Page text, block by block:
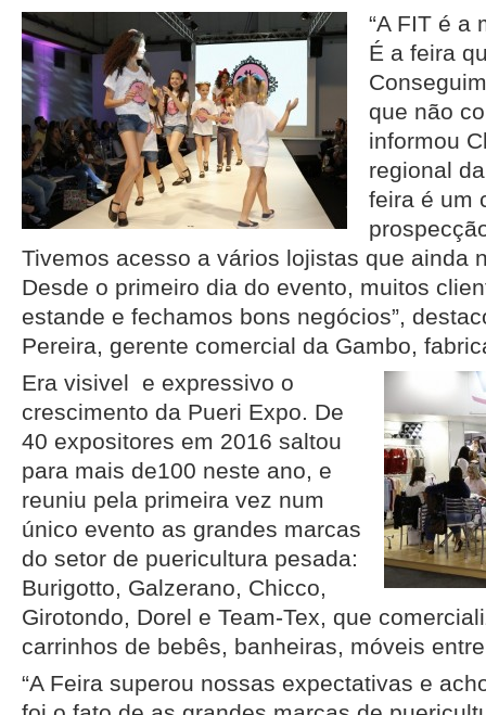
“A FIT é a
É a feira
que não
informou
regional
feira é um
Tivemos acesso a vários lojistas que ainda
Desde o primeiro dia do evento, muitos
estande e fechamos bons negócios”,
Pereira, gerente comercial da Gambo,
Era visivel e expressivo o
crescimento da Pueri Expo. De
40 expositores em 2016 saltou
para mais de100 neste ano, e
reuniu pela primeira vez num
único evento as grandes marcas
do setor de puericultura pesada:
Burigotto, Galzerano, Chicco,
Girotondo, Dorel e Team-Tex, que
carrinhos de bebês, banheiras, móveis
“A Feira superou nossas expectativas e